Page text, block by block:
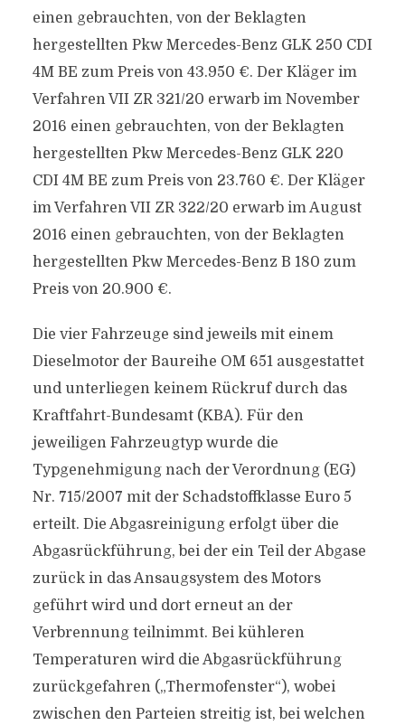
einen gebrauchten, von der Beklagten
hergestellten Pkw Mercedes-Benz GLK 250 CDI
4M BE zum Preis von 43.950 €. Der Kläger im
Verfahren VII ZR 321/20 erwarb im November
2016 einen gebrauchten, von der Beklagten
hergestellten Pkw Mercedes-Benz GLK 220
CDI 4M BE zum Preis von 23.760 €. Der Kläger
im Verfahren VII ZR 322/20 erwarb im August
2016 einen gebrauchten, von der Beklagten
hergestellten Pkw Mercedes-Benz B 180 zum
Preis von 20.900 €.
Die vier Fahrzeuge sind jeweils mit einem
Dieselmotor der Baureihe OM 651 ausgestattet
und unterliegen keinem Rückruf durch das
Kraftfahrt-Bundesamt (KBA). Für den
jeweiligen Fahrzeugtyp wurde die
Typgenehmigung nach der Verordnung (EG)
Nr. 715/2007 mit der Schadstoffklasse Euro 5
erteilt. Die Abgasreinigung erfolgt über die
Abgasrückführung, bei der ein Teil der Abgase
zurück in das Ansaugsystem des Motors
geführt wird und dort erneut an der
Verbrennung teilnimmt. Bei kühleren
Temperaturen wird die Abgasrückführung
zurückgefahren („Thermofenster“), wobei
zwischen den Parteien streitig ist, bei welchen